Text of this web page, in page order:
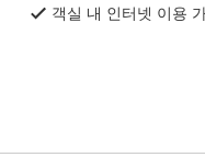
객실 내 인터넷 이용